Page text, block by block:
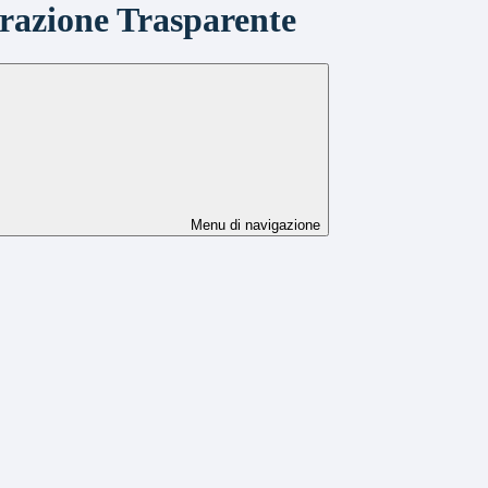
Trasparente
Menu di navigazione